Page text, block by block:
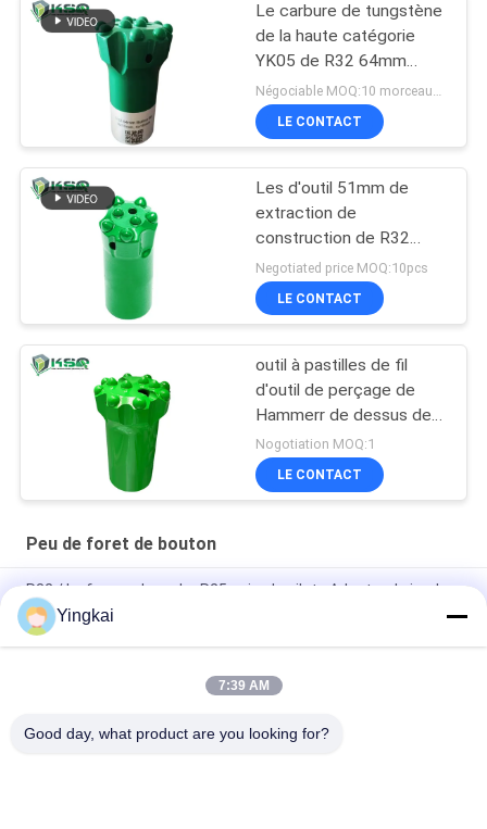
Le carbure de tungstène
de la haute catégorie
YK05 de R32 64mm
insère le peu de
perceuse de bouton
LE CONTACT
Les d'outil 51mm de
extraction de
construction de R32
45mm fil le peu de
perceuse de bouton
Negotiated price MOQ:10pcs
LE CONTACT
outil à pastilles de fil
d'outil de perçage de
Hammerr de dessus de
carrière de l'exploitation
T45 de 89mm
Nogotiation MOQ:1
LE CONTACT
Peu de foret de bouton
R32 / Le forage de roche R25 usine le pilote Adapter de jambe
de peu de perceuse de carbure de tungstène
Adaptateur pilote de dérive et de tunneling 12° de diamètre 40
Yingkai
7:39 AM
Good day, what product are you looking for?